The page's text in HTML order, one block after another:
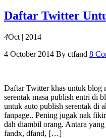
Daftar Twitter
4Oct | 2014
4 October 2014 By ctfand 8
Daftar Twitter khas untuk blog
serentak masa publish entri di
untuk auto publish serentak di
fanpage.. Pening jugak nak
dah diambil orang. Antara
fandx, dfand, […]